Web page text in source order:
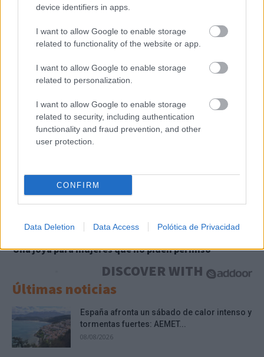
device identifiers in apps.
I want to allow Google to enable storage
related to functionality of the website or app.
I want to allow Google to enable storage
related to personalization.
I want to allow Google to enable storage
related to security, including authentication
functionality and fraud prevention, and other
user protection.
CONFIRM
Data Deletion Data Access Polótica de Privacidad
Costumbres que no creerás
¿Qué pensarías si esto fuera normal en tu país?
Una joya para mujeres que no piden permiso
DISCOVER WITH
Últimas noticias
España afronta un sábado de calor intenso y
tormentas fuertes: AEMET...
08/08/2026